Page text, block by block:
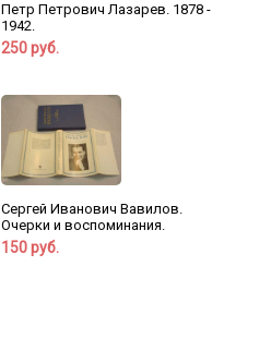
Петр Петрович Лазарев. 1878 -
1942.
250 руб.
Сергей Иванович Вавилов.
Очерки и воспоминания.
150 руб.